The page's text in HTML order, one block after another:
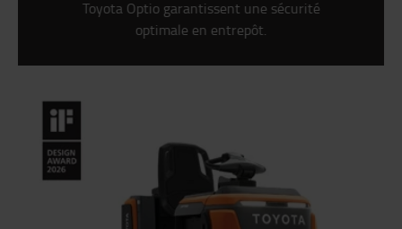
Toyota Optio garantissent une sécurité
optimale en entrepôt.